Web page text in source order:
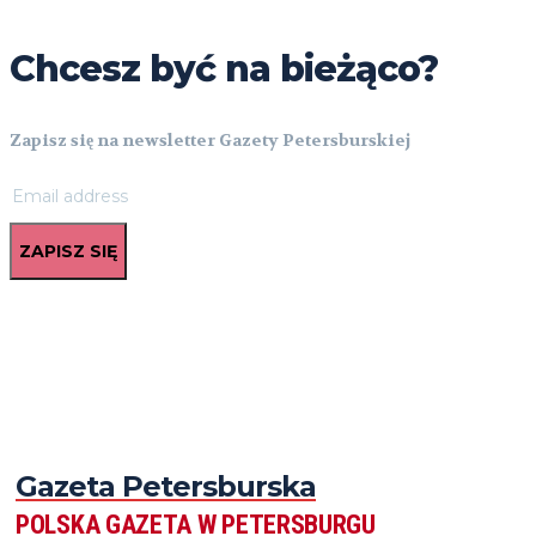
Chcesz być na bieżąco?
Zapisz się na newsletter Gazety Petersburskiej
ZAPISZ SIĘ
Gazeta Petersburska
POLSKA GAZETA W PETERSBURGU